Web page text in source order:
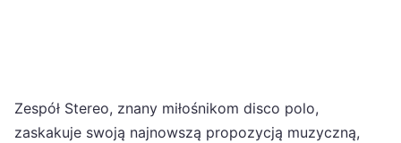
Zespół Stereo, znany miłośnikom disco polo,
zaskakuje swoją najnowszą propozycją muzyczną,